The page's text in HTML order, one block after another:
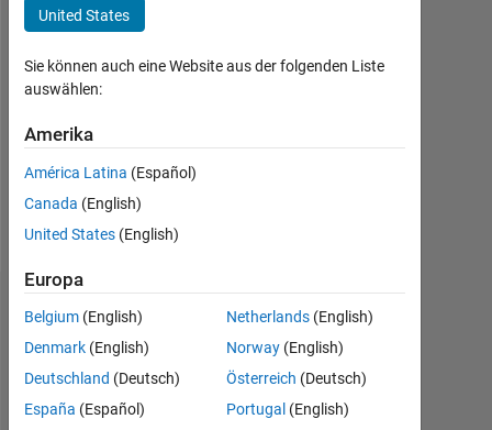
2016
Followers:
Following:
0
Follow
Dashboard
Statistik
MATLAB Answers
United States
Sie können auch eine Website aus der folgenden Liste
auswählen:
Amerika
América Latina (Español)
Canada (English)
United States (English)
Europa
Belgium (English)
Denmark (English)
Deutschland (Deutsch)
España (Español)
Netherlands (English)
Norway (English)
Österreich (Deutsch)
Portugal (English)